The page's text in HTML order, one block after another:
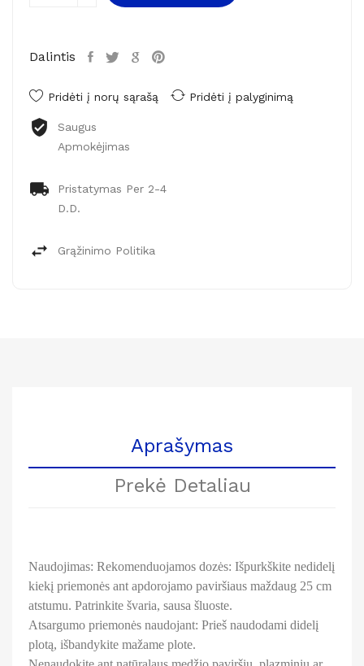
Dalintis
Pridėti į norų sąrašą Pridėti į palyginimą
Saugus
Apmokėjimas
Pristatymas Per 2-4
D.d.
Grąžinimo Politika
Aprašymas
Prekė Detaliau
Naudojimas: Rekomenduojamos dozės: Išpurkškite nedidelį
kiekį priemonės ant apdorojamo paviršiaus maždaug 25 cm
atstumu. Patrinkite švaria, sausa šluoste.
Atsargumo priemonės naudojant: Prieš naudodami didelį
plotą, išbandykite mažame plote.